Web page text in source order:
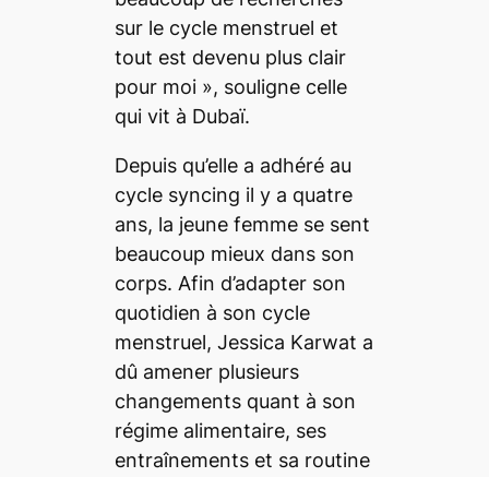
sur le cycle menstruel et
tout est devenu plus clair
pour moi », souligne celle
qui vit à Dubaï.
Depuis qu’elle a adhéré au
cycle syncing il y a quatre
ans, la jeune femme se sent
beaucoup mieux dans son
corps. Afin d’adapter son
quotidien à son cycle
menstruel, Jessica Karwat a
dû amener plusieurs
changements quant à son
régime alimentaire, ses
entraînements et sa routine